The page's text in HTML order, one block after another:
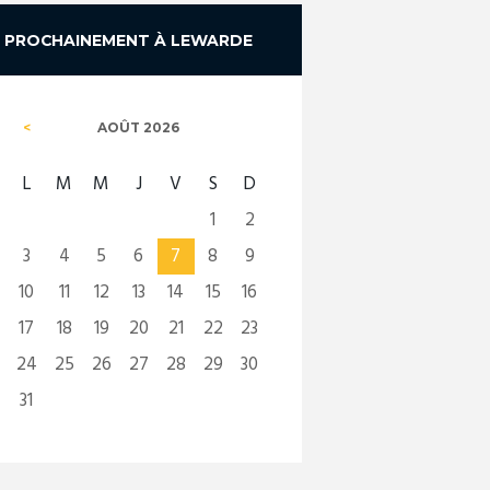
PROCHAINEMENT À LEWARDE
AOÛT 2026
L M M J V S
D
1
2
3
4 5 6 7 8
9
10
11 12 13 14 15
16
17
18 19 20 21 22
23
24
25 26 27 28 29
30
31